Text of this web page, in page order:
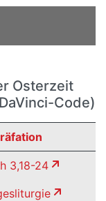
Osterzeit
Code)
3,18-24